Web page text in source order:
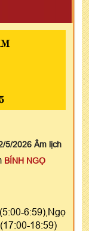
5/2026 Âm lịch
BÍNH NGỌ
6:59),Ngọ
18:59)